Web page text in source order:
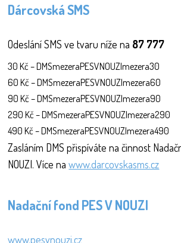
Dárcovská SMS
Odeslání SMS ve tvaru níže na 87 777
30 Kč – DMSmezeraPESVNOUZImezera30
60 Kč – DMSmezeraPESVNOUZImezera60
90 Kč – DMSmezeraPESVNOUZImezera90
290 Kč – DMSmezeraPESVNOUZImezera290
490 Kč – DMSmezeraPESVNOUZImezera490
Zasláním DMS přispíváte na činnost
NOUZI. Více nawww.darcovskasms.cz
Nadační fond PES V NOUZI
www.pesvnouzi.cz